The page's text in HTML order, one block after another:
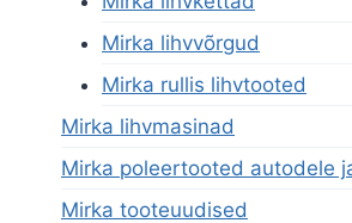
Mirka lihvvõrgud
Mirka rullis lihvtooted
Mirka lihvmasinad
Mirka poleertooted autodele
Mirka tooteuudised